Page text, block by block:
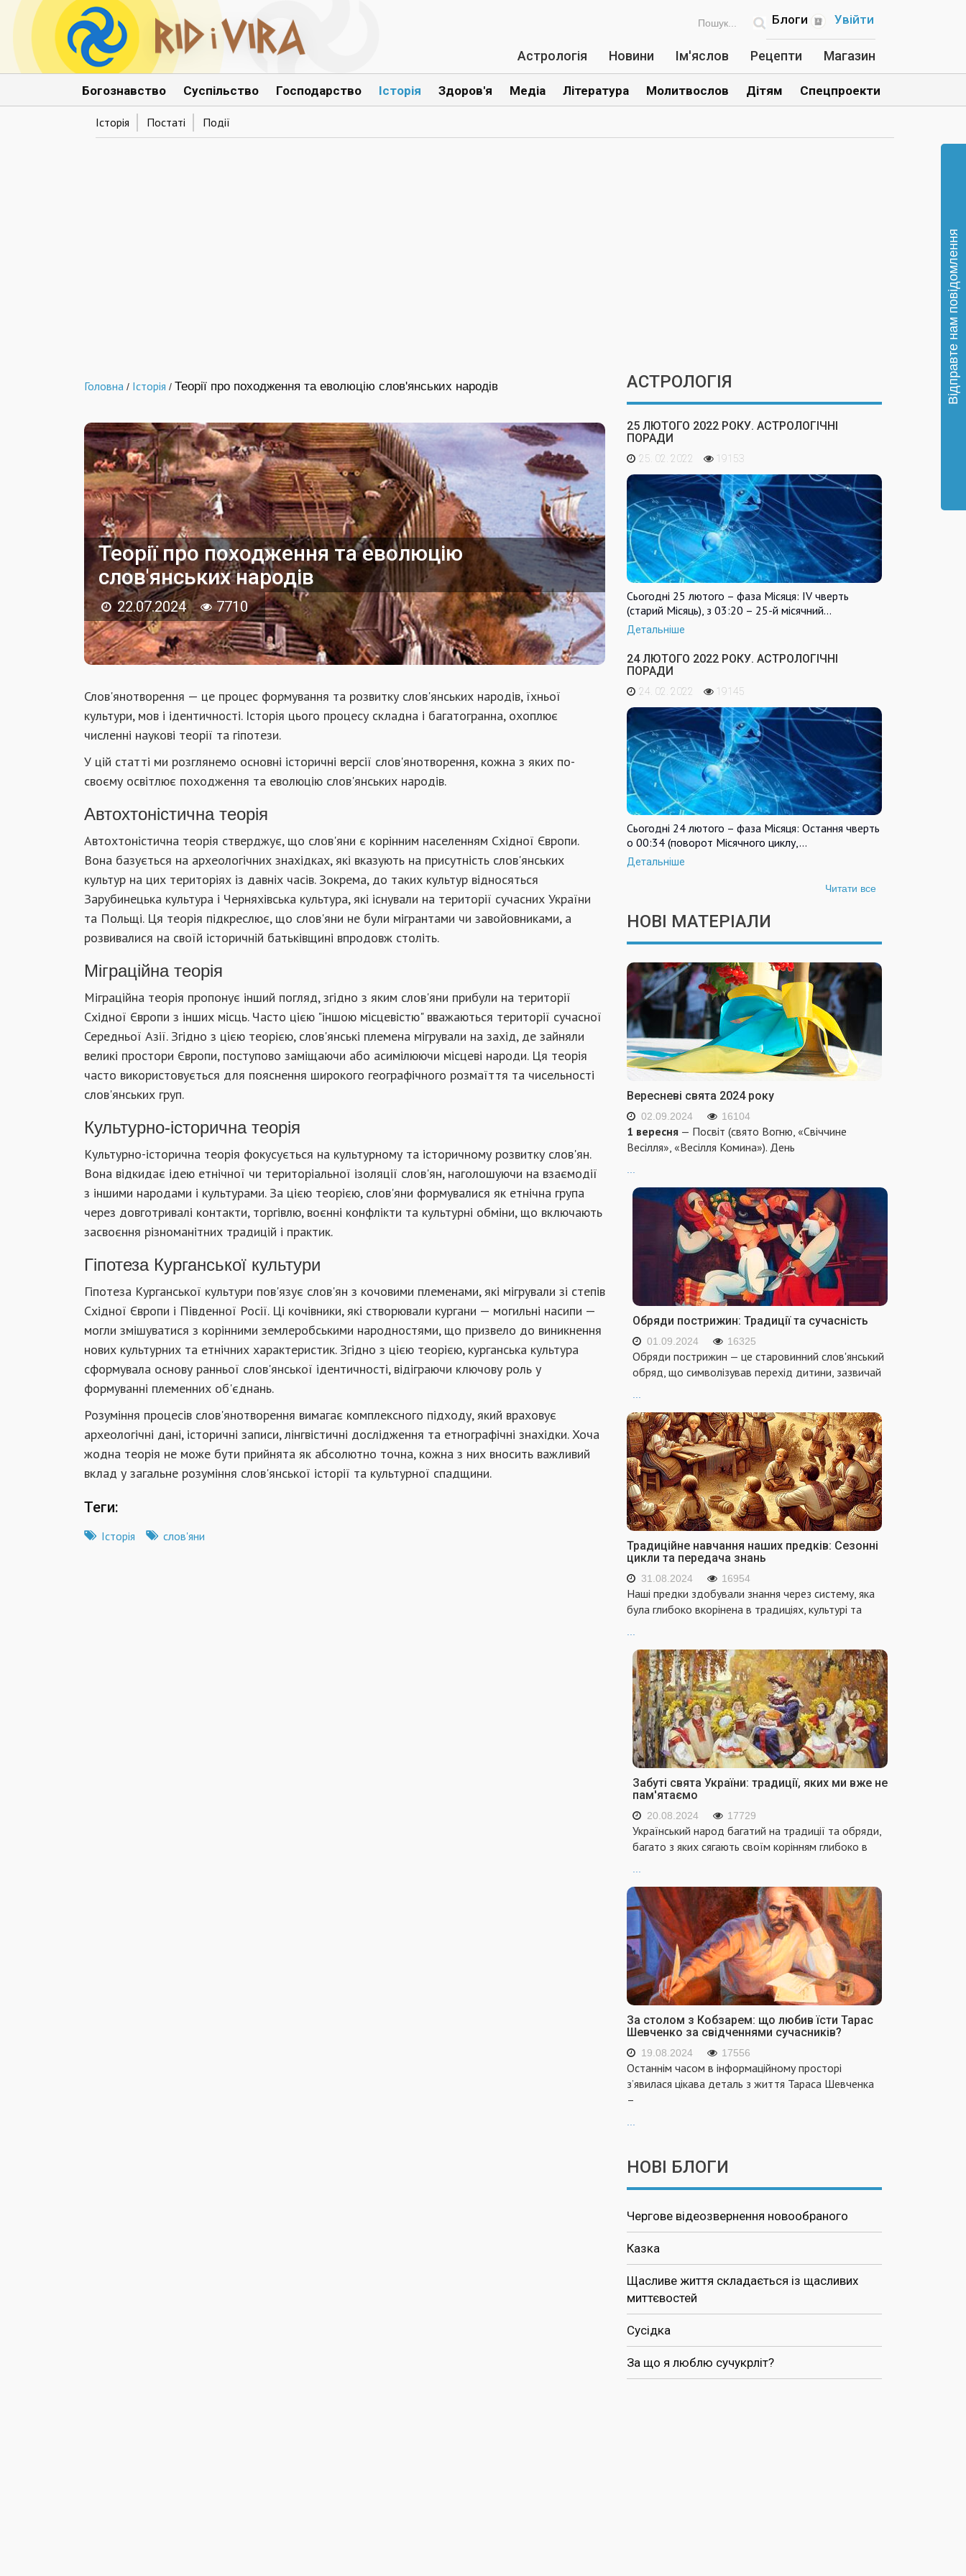
Увійти
Блоги
Астрологія Новини Ім'яслов Рецепти Магазин
Богознавство Суспільство Господарство Історія
Історія Постаті Події
Здоров'я Медіа Література Молитвослов Дітям Спецпроекти
Головна / Історія / Теорії про походження та еволюцію слов'янських народів
Теорії про походження та еволюцію
слов'янських народів
22.07.2024 7710
Слов'янотворення — це процес формування та розвитку слов'янських народів, їхньої
культури, мов і ідентичності. Історія цього процесу складна і багатогранна, охоплює
численні наукові теорії та гіпотези.
У цій статті ми розглянемо основні історичні версії слов'янотворення, кожна з яких по-
своєму освітлює походження та еволюцію слов'янських народів.
Автохтоністична теорія
Автохтоністична теорія стверджує, що слов'яни є корінним населенням Східної Європи.
Вона базується на археологічних знахідках, які вказують на присутність слов'янських
культур на цих територіях із давніх часів. Зокрема, до таких культур відносяться
Зарубинецька культура і Черняхівська культура, які існували на території сучасних України
та Польщі. Ця теорія підкреслює, що слов'яни не були мігрантами чи завойовниками, а
розвивалися на своїй історичній батьківщині впродовж століть.
Міграційна теорія
Міграційна теорія пропонує інший погляд, згідно з яким слов'яни прибули на території
Східної Європи з інших місць. Часто цією "іншою місцевістю" вважаються території сучасної
Середньої Азії. Згідно з цією теорією, слов'янські племена мігрували на захід, де зайняли
великі простори Європи, поступово заміщаючи або асимілюючи місцеві народи. Ця теорія
часто використовується для пояснення широкого географічного розмаїття та чисельності
слов'янських груп.
Культурно-історична теорія
Культурно-історична теорія фокусується на культурному та історичному розвитку слов'ян.
Вона відкидає ідею етнічної чи територіальної ізоляції слов'ян, наголошуючи на взаємодії
з іншими народами і культурами. За цією теорією, слов'яни формувалися як етнічна група
через довготривалі контакти, торгівлю, воєнні конфлікти та культурні обміни, що включають
засвоєння різноманітних традицій і практик.
Гіпотеза Курганської культури
Гіпотеза Курганської культури пов'язує слов'ян з кочовими племенами, які мігрували зі степів
Східної Європи і Південної Росії. Ці кочівники, які створювали кургани — могильні насипи —
могли змішуватися з корінними землеробськими народностями, що призвело до виникнення
нових культурних та етнічних характеристик. Згідно з цією теорією, курганська культура
сформувала основу ранньої слов'янської ідентичності, відіграючи ключову роль у
формуванні племенних об'єднань.
Розуміння процесів слов'янотворення вимагає комплексного підходу, який враховує
археологічні дані, історичні записи, лінгвістичні дослідження та етнографічні знахідки. Хоча
жодна теорія не може бути прийнята як абсолютно точна, кожна з них вносить важливий
вклад у загальне розуміння слов'янської історії та культурної спадщини.
Теги:
Історія слов'яни
АСТРОЛОГІЯ
25 ЛЮТОГО 2022 РОКУ. АСТРОЛОГІЧНІ
ПОРАДИ
25. 02. 2022 19153
Сьогодні 25 лютого – фаза Місяця: IV чверть
(старий Місяць), з 03:20 – 25-й місячний…
Детальніше
24 ЛЮТОГО 2022 РОКУ. АСТРОЛОГІЧНІ
ПОРАДИ
24. 02. 2022 19145
Сьогодні 24 лютого – фаза Місяця: Остання чверть
о 00:34 (поворот Місячного циклу,…
Детальніше
Читати все
НОВІ МАТЕРІАЛИ
Вересневі свята 2024 року
02.09.2024 16104
1 вересня — Посвіт (свято Вогню, «Свіччине
Весілля», «Весілля Комина»). День
...
Обряди пострижин: Традиції та сучасність
01.09.2024 16325
Обряди пострижин — це старовинний слов'янський
обряд, що символізував перехід дитини, зазвичай
...
Традиційне навчання наших предків: Сезонні
цикли та передача знань
31.08.2024 16954
Наші предки здобували знання через систему, яка
була глибоко вкорінена в традиціях, культурі та
...
Забуті свята України: традиції, яких ми вже не
пам'ятаємо
20.08.2024 17729
Український народ багатий на традиції та обряди,
багато з яких сягають своїм корінням глибоко в
...
За столом з Кобзарем: що любив їсти Тарас
Шевченко за свідченнями сучасників?
19.08.2024 17556
Останнім часом в інформаційному просторі
з’явилася цікава деталь з життя Тараса Шевченка
–
...
НОВІ БЛОГИ
Чергове відеозвернення новообраного
Казка
Щасливе життя складається із щасливих
миттєвостей
Сусідка
За що я люблю сучукрліт?
Відправте нам повідомлення